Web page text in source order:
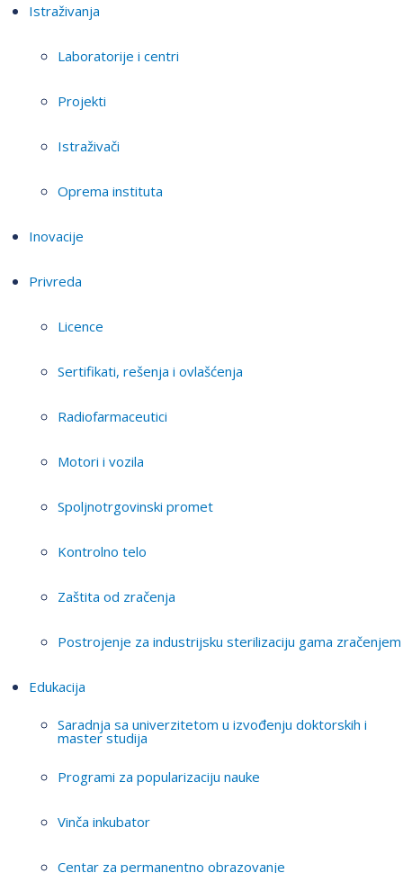
Istraživanja
Laboratorije i centri
Projekti
Istraživači
Oprema instituta
Inovacije
Privreda
Licence
Sertifikati, rešenja i ovlašćenja
Radiofarmaceutici
Motori i vozila
Spoljnotrgovinski promet
Kontrolno telo
Zaštita od zračenja
Postrojenje za industrijsku sterilizaciju gama zračenjem
Edukacija
Saradnja sa univerzitetom u izvođenju doktorskih i
master studija
Programi za popularizaciju nauke
Vinča inkubator
Centar za permanentno obrazovanje